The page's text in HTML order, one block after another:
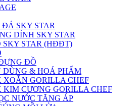
SKY STAR
DÍNH SKY STAR
SKY STAR (HĐĐT)
ĐỒ
DÙNG & HOÁ PHẨM
XOẮN GORILLA CHEF
KIM CƯƠNG GORILLA CHEF
NƯỚC TĂNG ÁP